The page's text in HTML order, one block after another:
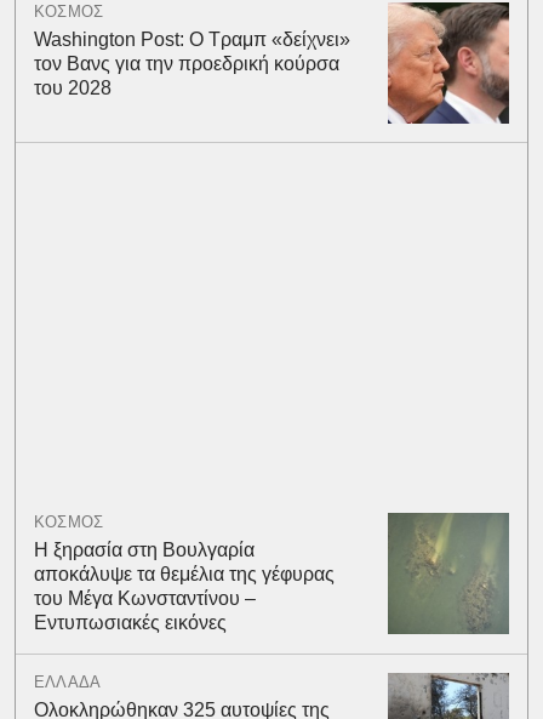
ΚΟΣΜΟΣ
Washington Post: Ο Τραμπ «δείχνει»
τον Βανς για την προεδρική κούρσα
του 2028
ΚΟΣΜΟΣ
Η ξηρασία στη Βουλγαρία
αποκάλυψε τα θεμέλια της γέφυρας
του Μέγα Κωνσταντίνου –
Εντυπωσιακές εικόνες
ΕΛΛΑΔΑ
Ολοκληρώθηκαν 325 αυτοψίες της